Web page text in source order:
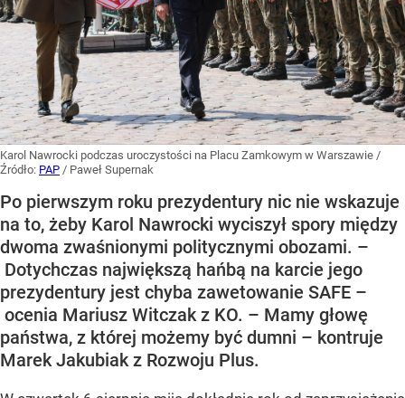
Karol Nawrocki podczas uroczystości na Placu Zamkowym w Warszawie /
Źródło: PAP / Paweł Supernak
Po pierwszym roku prezydentury nic nie wskazuje
na to, żeby Karol Nawrocki wyciszył spory między
dwoma zwaśnionymi politycznymi obozami. –
Dotychczas największą hańbą na karcie jego
prezydentury jest chyba zawetowanie SAFE –
ocenia Mariusz Witczak z KO. – Mamy głowę
państwa, z której możemy być dumni – kontruje
Marek Jakubiak z Rozwoju Plus.